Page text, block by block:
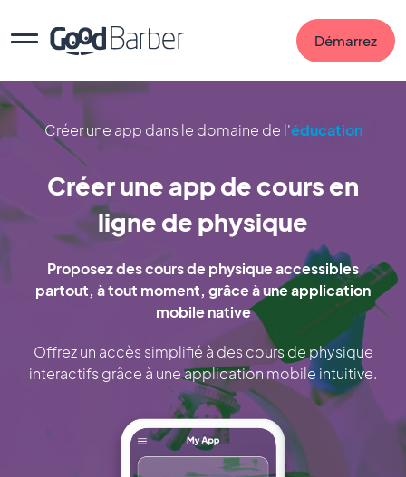
Démarrez
Créer une app dans le domaine de l'éducation
Créer une app de cours en
ligne de physique
Proposez des cours de physique accessibles
partout, à tout moment, grâce à une application
mobile native
Offrez un accès simplifié à des cours de physique
interactifs grâce à une application mobile intuitive.